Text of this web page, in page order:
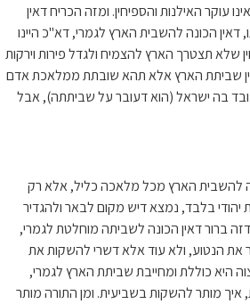
עוקר האילנות והספיחין. ומזה הכריח דאין
הכונה להשבית הארץ לגמרי, דא"כ היינו
שלא תצטרך הארץ להצמיח ולגדל פירות וירקות
שביתת הארץ אלא תהא שובתת ממלאכת אדם
בה ישראל (הוא דעובר על שביתתה), אבל
להשבית הארץ מכל מלאכה כליל, אלא רק
בלבד, נמצא דיש מקום לבאר ולהגדיר
ברור דאין הכונה לשביתה מוחלטת לגמרי,
את הנטוע, ולא עוד אלא דשרי להשקות את
היא כוללת ומחייבת שביתת הארץ לגמרי,
מותר להשקות בשביעית. ומן התורה מותר